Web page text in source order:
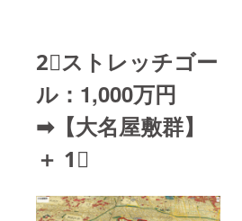
2⃣ストレッチゴー
ル：1,000万円
➡︎【大名屋敷群】
＋ 1⃣